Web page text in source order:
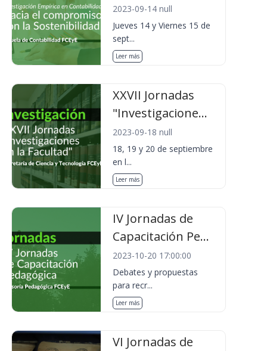
2023-09-14 null
Jueves 14 y Viernes 15 de
sept...
Leer más
XXVII Jornadas
"Investigacione...
2023-09-18 null
18, 19 y 20 de septiembre
en l...
Leer más
IV Jornadas de
Capacitación Pe...
2023-10-20 17:00:00
Debates y propuestas
para recr...
Leer más
VI Jornadas de